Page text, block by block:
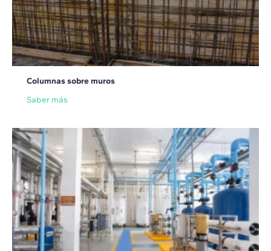
Columnas sobre muros
Saber más